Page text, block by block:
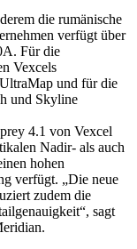
die rumänische
verfügt über
Für die
Vexcels
und für die
und Skyline
4.1 von Vexcel
Nadir- als auch
hohen
verfügt. „Die neue
zudem die
sagt